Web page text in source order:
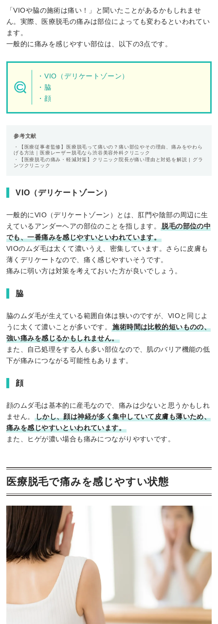
「VIOや脇の施術は痛い！」と聞いたことがあるかもしれませ
ん。実際、医療脱毛の痛みは部位によっても変わるといわれてい
ます。
一般的に痛みを感じやすい部位は、以下の3点です。
・VIO（デリケートゾーン）
・脇
・顔
参考文献
・【医療従事者監修】医療脱毛って痛いの？痛い部位やその理由、痛みをやわら
げる方法｜医療レーザー脱毛なら渋谷美容外科クリニック
・【医療脱毛の痛み・軽減対策】クリニック院長が痛い理由と対処を解説 | グラ
ンツクリニック
VIO（デリケートゾーン）
一般的にVIO（デリケートゾーン）とは、肛門や陰部の周辺に生
えているアンダーヘアの部位のことを指します。脱毛の部位の中
でも、一番痛みを感じやすいといわれています。
VIOのムダ毛は太くて濃いうえ、密集しています。さらに皮膚も
薄くデリケートなので、痛く感じやすいそうです。
痛みに弱い方は対策を考えておいた方が良いでしょう。
脇
脇のムダ毛が生えている範囲自体は狭いのですが、VIOと同じよ
うに太くて濃いことが多いです。施術時間は比較的短いものの、
強い痛みを感じるかもしれません。
また、自己処理をする人も多い部位なので、肌のバリア機能の低
下が痛みにつながる可能性もあります。
顔
顔のムダ毛は基本的に産毛なので、痛みは少ないと思うかもしれ
ません。
しかし、顔は神経が多く集中していて皮膚も薄いため、
痛みを感じやすいといわれています。
また、ヒゲが濃い場合も痛みにつながりやすいです。
医療脱毛で痛みを感じやすい状態